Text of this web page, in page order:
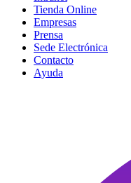
Tienda Online
Empresas
Prensa
Sede Electrónica
Contacto
Ayuda